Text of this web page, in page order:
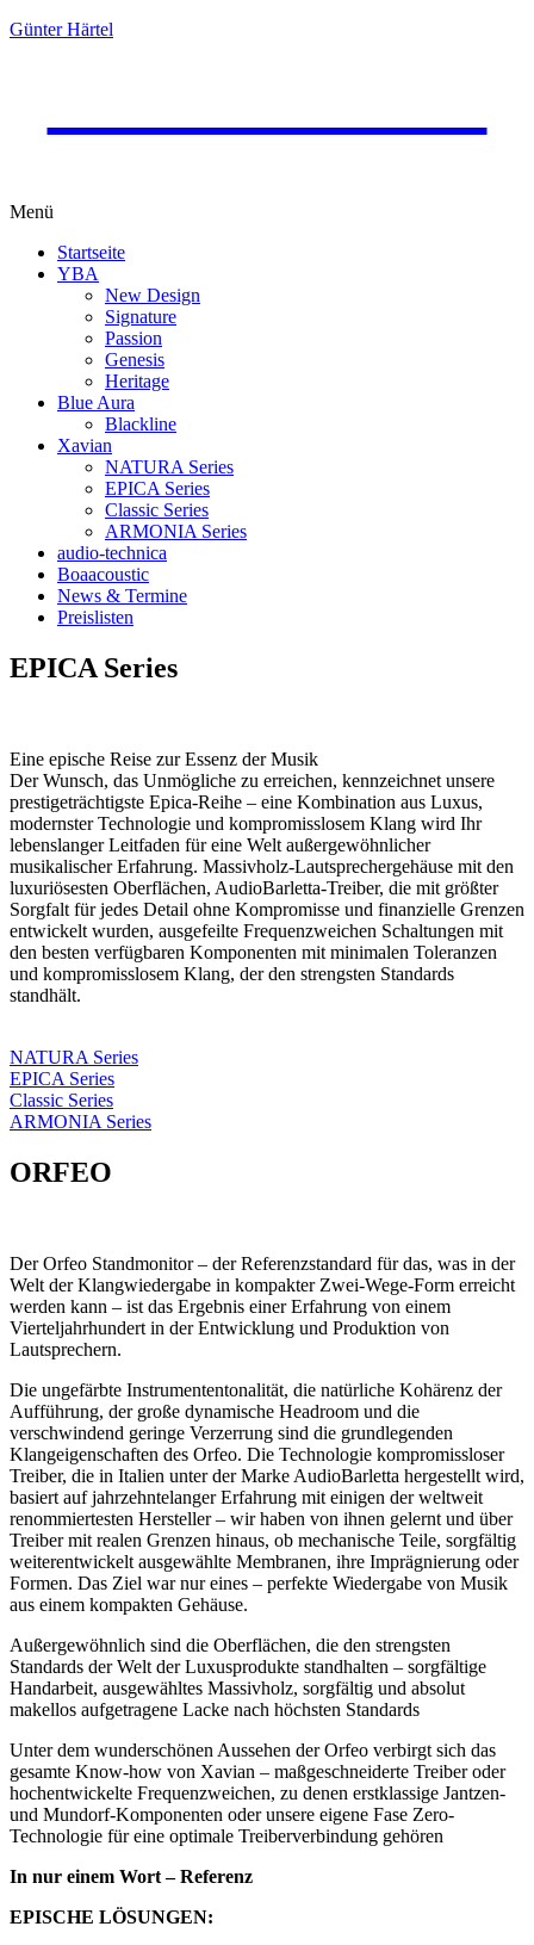
Günter Härtel
Menü
Startseite
YBA
New Design
Signature
Passion
Genesis
Heritage
Blue Aura
Blackline
Xavian
NATURA Series
EPICA Series
Classic Series
ARMONIA Series
audio-technica
Boaacoustic
News & Termine
Preislisten
EPICA Series
Eine epische Reise zur Essenz der Musik
Der Wunsch, das Unmögliche zu erreichen, kennzeichnet unsere
prestigeträchtigste Epica-Reihe – eine Kombination aus Luxus,
modernster Technologie und kompromisslosem Klang wird Ihr
lebenslanger Leitfaden für eine Welt außergewöhnlicher
musikalischer Erfahrung. Massivholz-Lautsprechergehäuse mit den
luxuriösesten Oberflächen, AudioBarletta-Treiber, die mit größter
Sorgfalt für jedes Detail ohne Kompromisse und finanzielle Grenzen
entwickelt wurden, ausgefeilte Frequenzweichen Schaltungen mit
den besten verfügbaren Komponenten mit minimalen Toleranzen
und kompromisslosem Klang, der den strengsten Standards
standhält.
NATURA Series
EPICA Series
Classic Series
ARMONIA Series
ORFEO
Der Orfeo Standmonitor – der Referenzstandard für das, was in der
Welt der Klangwiedergabe in kompakter Zwei-Wege-Form erreicht
werden kann – ist das Ergebnis einer Erfahrung von einem
Vierteljahrhundert in der Entwicklung und Produktion von
Lautsprechern.
Die ungefärbte Instrumententonalität, die natürliche Kohärenz der
Aufführung, der große dynamische Headroom und die
verschwindend geringe Verzerrung sind die grundlegenden
Klangeigenschaften des Orfeo. Die Technologie kompromissloser
Treiber, die in Italien unter der Marke AudioBarletta hergestellt wird,
basiert auf jahrzehntelanger Erfahrung mit einigen der weltweit
renommiertesten Hersteller – wir haben von ihnen gelernt und über
Treiber mit realen Grenzen hinaus, ob mechanische Teile, sorgfältig
weiterentwickelt ausgewählte Membranen, ihre Imprägnierung oder
Formen. Das Ziel war nur eines – perfekte Wiedergabe von Musik
aus einem kompakten Gehäuse.
Außergewöhnlich sind die Oberflächen, die den strengsten
Standards der Welt der Luxusprodukte standhalten – sorgfältige
Handarbeit, ausgewähltes Massivholz, sorgfältig und absolut
makellos aufgetragene Lacke nach höchsten Standards
Unter dem wunderschönen Aussehen der Orfeo verbirgt sich das
gesamte Know-how von Xavian – maßgeschneiderte Treiber oder
hochentwickelte Frequenzweichen, zu denen erstklassige Jantzen-
und Mundorf-Komponenten oder unsere eigene Fase Zero-
Technologie für eine optimale Treiberverbindung gehören
In nur einem Wort – Referenz
EPISCHE LÖSUNGEN: